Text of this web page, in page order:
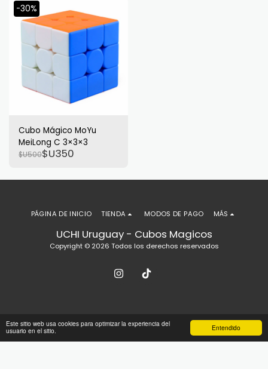
Entendido
Este sitio web usa cookies para optimizar la experiencia del
usuario en el sitio.
-30%
Cubo Mágico MoYu
MeiLong C 3×3×3
$U500$U350
UCHI Uruguay - Cubos Magicos
Copyright © 2026 Todos los derechos reservados
PÁGINA DE INICIO TIENDA MODOS DE PAGO MÁS